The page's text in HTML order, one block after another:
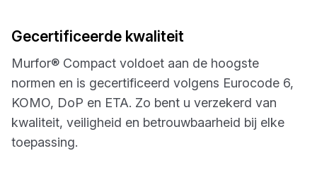
Gecertificeerde kwaliteit
Murfor® Compact voldoet aan de hoogste
normen en is gecertificeerd volgens Eurocode 6,
KOMO, DoP en ETA. Zo bent u verzekerd van
kwaliteit, veiligheid en betrouwbaarheid bij elke
toepassing.